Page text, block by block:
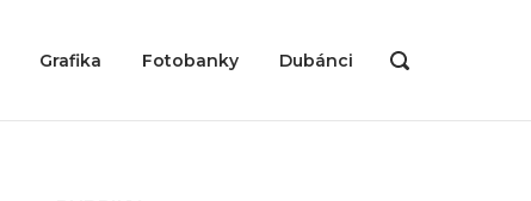
Grafika Fotobanky Dubánci
OPEN